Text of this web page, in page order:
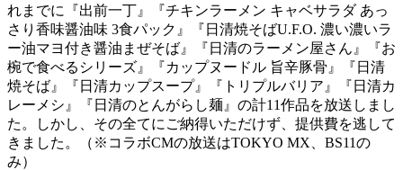
れまでに『出前一丁』『チキンラーメン キャベサラダ あっ
さり香味醤油味 3食パック』『日清焼そばU.F.O. 濃い濃いラ
ー油マヨ付き醤油まぜそば』『日清のラーメン屋さん』『お
椀で食べるシリーズ』『カップヌードル 旨辛豚骨』『日清
焼そば』『日清カップスープ』『トリプルバリア』『日清カ
レーメシ』『日清のとんがらし麺』の計11作品を放送しまし
た。しかし、その全てにご納得いただけず、提供費を逃して
きました。（※コラボCMの放送はTOKYO MX、BS11の
み）